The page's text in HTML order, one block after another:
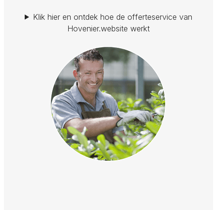
Klik hier en ontdek hoe de offerteservice van
Hovenier.website werkt